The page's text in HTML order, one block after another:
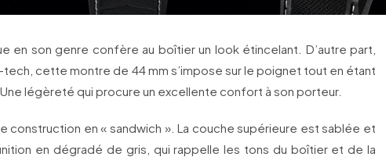
en son genre confère au boîtier un look étincelant. D’autre part,
cette montre de 44 mm s’impose sur le poignet tout en étant
légèreté qui procure un excellente confort à son porteur.
construction en « sandwich ». La couche supérieure est sablée et
en dégradé de gris, qui rappelle les tons du boîtier et de la